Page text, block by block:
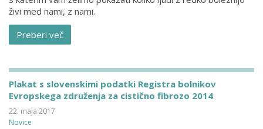
živi med nami, z nami.
Preberi več
Plakat s slovenskimi podatki Registra bolnikov
Evropskega združenja za cistično fibrozo 2014
22. maja 2017
Novice